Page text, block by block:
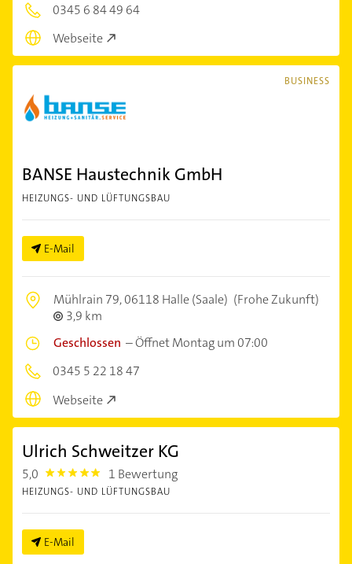
0345 6 84 49 64
Webseite
BUSINESS
BANSE Haustechnik GmbH
HEIZUNGS- UND LÜFTUNGSBAU
E-Mail
Mühlrain 79,06118 Halle (Saale) (Frohe Zukunft)
3,9 km
Geschlossen –Öffnet Montag um 07:00
0345 5 22 18 47
Webseite
Ulrich Schweitzer KG
5,0 5.0 1 Bewertung
HEIZUNGS- UND LÜFTUNGSBAU
E-Mail